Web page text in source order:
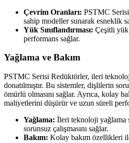
Çevrim Oranları: PSTMC
sahip modeller sunarak esneklik
Yük Sınıflandırması: Çeşitli
performans sağlar.
Yağlama ve Bakım
PSTMC Serisi Redüktörler, ileri
donatılmıştır. Bu sistemler, dişlilerin
ömürlü olmasını sağlar. Ayrıca, kolay
maliyetlerini düşürür ve uzun süreli
Yağlama: İleri teknoloji yağlama
sorunsuz çalışmasını sağlar.
Bakım: Kolay bakım özellikleri